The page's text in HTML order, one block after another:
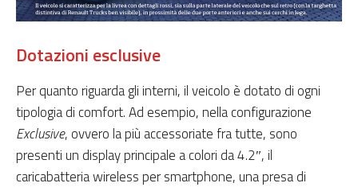
Dotazioni esclusive
Per quanto riguarda gli interni, il veicolo è dotato di ogni
tipologia di comfort. Ad esempio, nella configurazione
Exclusive, ovvero la più accessoriate fra tutte, sono
presenti un display principale a colori da 4.2″, il
caricabatteria wireless per smartphone, una presa di